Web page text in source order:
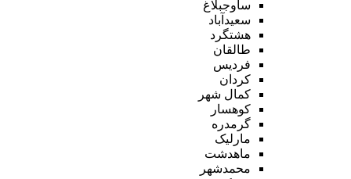
ساوجبلاغ
سعیدآباد
هشتگرد
طالقان
فردیس
کردان
کمال شهر
کوهسار
گرمدره
مارلیک
ماهدشت
محمدشهر